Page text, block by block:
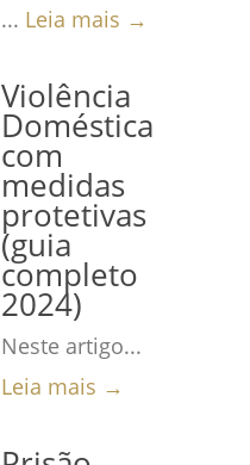
... Leia mais →
Violência
Doméstica
com
medidas
protetivas
(guia
completo
2024)
Neste artigo...
Leia mais →